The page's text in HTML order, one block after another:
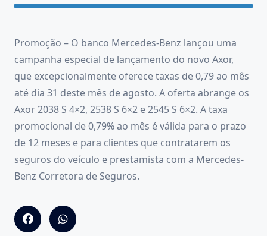
Promoção – O banco Mercedes-Benz lançou uma
campanha especial de lançamento do novo Axor,
que excepcionalmente oferece taxas de 0,79 ao mês
até dia 31 deste mês de agosto. A oferta abrange os
Axor 2038 S 4×2, 2538 S 6×2 e 2545 S 6×2. A taxa
promocional de 0,79% ao mês é válida para o prazo
de 12 meses e para clientes que contratarem os
seguros do veículo e prestamista com a Mercedes-
Benz Corretora de Seguros.